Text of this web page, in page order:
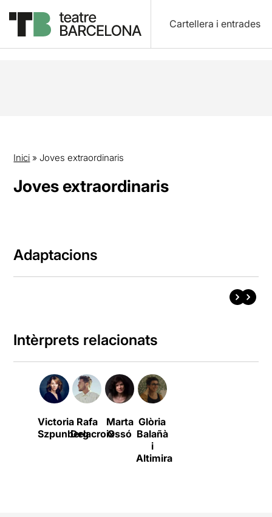
Cartellera i entrades
Inici » Joves extraordinaris
Joves extraordinaris
Adaptacions
Intèrprets relacionats
Victoria
Szpunberg
Rafa
Delacroix
Marta
Ossó
Glòria
Balañà
i
Altimira